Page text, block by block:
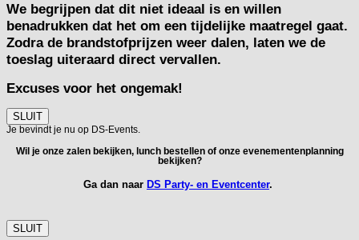
We begrijpen dat dit niet ideaal is en willen
benadrukken dat het om een tijdelijke maatregel gaat.
Zodra de brandstofprijzen weer dalen, laten we de
toeslag uiteraard direct vervallen.
Excuses voor het ongemak!
SLUIT
Je bevindt je nu op DS-Events.
Wil je onze zalen bekijken, lunch bestellen of onze evenementenplanning
bekijken?
Ga dan naar DS Party- en Eventcenter.
SLUIT